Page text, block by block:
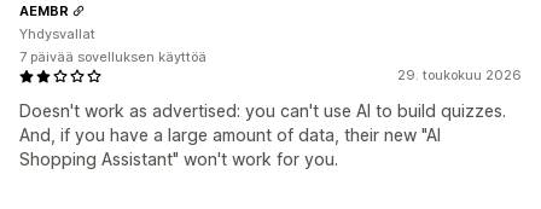
29. toukokuu 2026
Doesn't work as advertised: you can't use AI to build quizzes.
And, if you have a large amount of data, their new "AI
Shopping Assistant" won't work for you.
AEMBR
Yhdysvallat
7 päivää sovelluksen käyttöä